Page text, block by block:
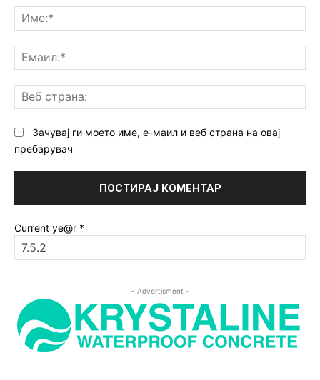
Зачувај ги моето име, е-маил и веб страна на овај
пребарувач
Current ye@r *
- Advertisment -